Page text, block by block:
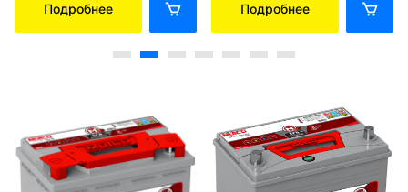
Подробнее Подробнее